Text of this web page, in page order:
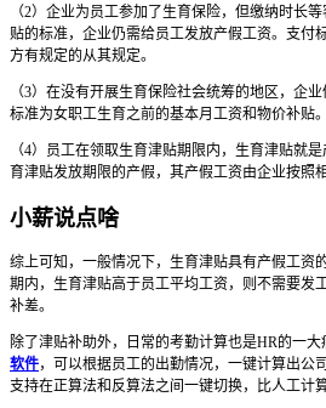
（2）企业为员工参加了生育保险，但缴纳时长
贴的标准，企业仍需给员工发放产假工资。支付
方有规定的从其规定。
（3）在没有开展生育保险社会统筹的地区，企
标准为女职工生育之前的基本月工资和物价补贴。
（4）员工在领取生育津贴期限内，生育津贴就
育津贴发放期限的产假，其产假工资由企业按照
小薪说点啥
综上可知，一般情况下，生育津贴具有产假工资
期内，生育津贴高于员工平均工资，则不需要发
补差。
除了津贴补助外，日常的考勤计算也是HR的一
软件，可以根据员工的出勤情况，一键计算出公
支持在正算法和反算法之间一键切换，比人工计